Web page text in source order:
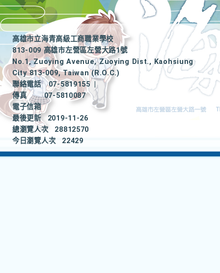
高雄市立海青高級工商職業學校
813-009 高雄市左營區左營大路1號
No.1, Zuoying Avenue, Zuoying Dist., Kaohsiung
City 813-009, Taiwan (R.O.C.)
聯絡電話
07-5819155
|
傳真
07-5810087
電子信箱
最後更新
2019-11-26
總瀏覽人次
28812570
今日瀏覽人次
22429